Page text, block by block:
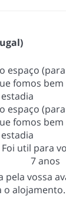
espaço
fomos
espaço
fomos
Foi util para
7 anos
pela vossa